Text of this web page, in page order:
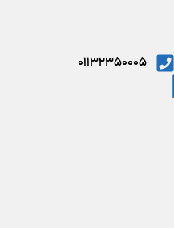
۰۱۱۳۲۳۵۰۰۰۵